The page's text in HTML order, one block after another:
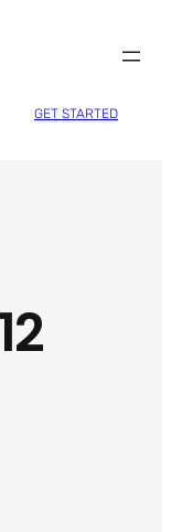
GET STARTED